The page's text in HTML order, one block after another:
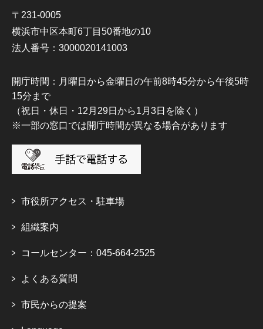
〒231-0005
横浜市中区本町6丁目50番地の10
法人番号：3000020141003
開庁時間：月曜日から金曜日の午前8時45分から午後5時
15分まで
（祝日・休日・12月29日から1月3日を除く）
※一部の窓口では開庁時間が異なる場合があります
市役所アクセス・駐車場
組織案内
コールセンター：045-664-2525
よくある質問
市民からの提案